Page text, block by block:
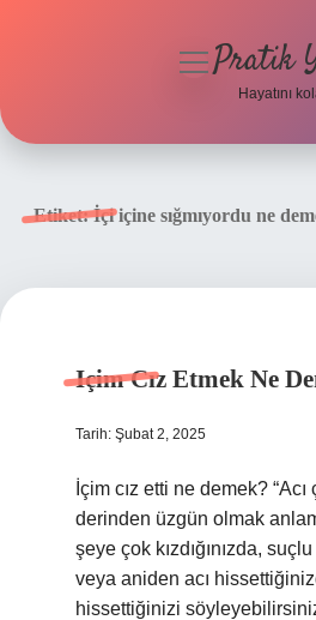
menüyü
Pratik
Hayatını
Etiket:İçi içine sığmıyordu ne
Içim Cız Etmek Ne
Tarih: Şubat 2, 2025
İçim cız etti ne demek?
derinden üzgün olmak
şeye çok kızdığınızda,
veya aniden acı
hissettiğinizi